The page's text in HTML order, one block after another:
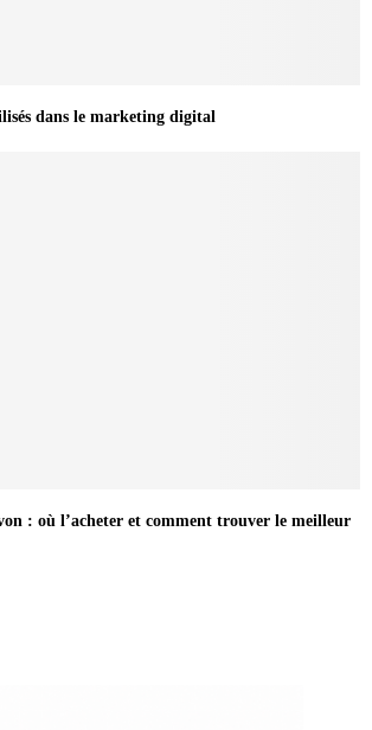
dans le marketing digital
: où l’acheter et comment trouver le meilleur